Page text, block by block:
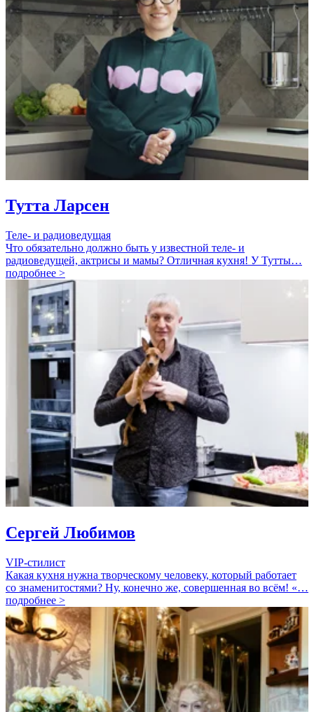
Тутта Ларсен
Теле- и радиоведущая
Что обязательно должно быть у известной теле- и
радиоведущей, актрисы и мамы? Отличная кухня! У Тутты…
подробнее >
Сергей Любимов
VIP-стилист
Какая кухня нужна творческому человеку, который работает
со знаменитостями? Ну, конечно же, совершенная во всём! «…
подробнее >